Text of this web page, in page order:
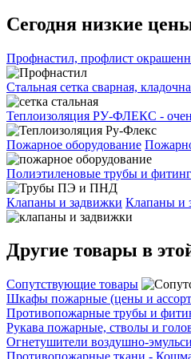
Сегодня низкие
Профнастил, профлист
Стальная сетка сварная,
Теплоизоляция РУ-ФЛЕКС -
Пожарное оборудование
Полиэтиленовые трубы и
Клапаны и задвижки Клапаны и
Другие товары в
Сопутствующие товары
Шкафы пожарные (цены и
Противопожарные трубы и
Рукава пожарные, стволы и
Огнетушители воздушно-